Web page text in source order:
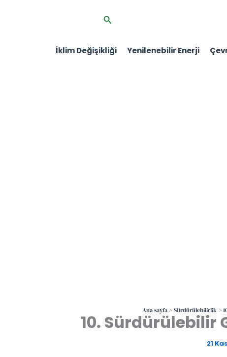
Arama
İklim Değişikliği Yenilenebilir Enerji
Ana sayfa Sürdürülebilirlik
10. Sürdürülebilir
21